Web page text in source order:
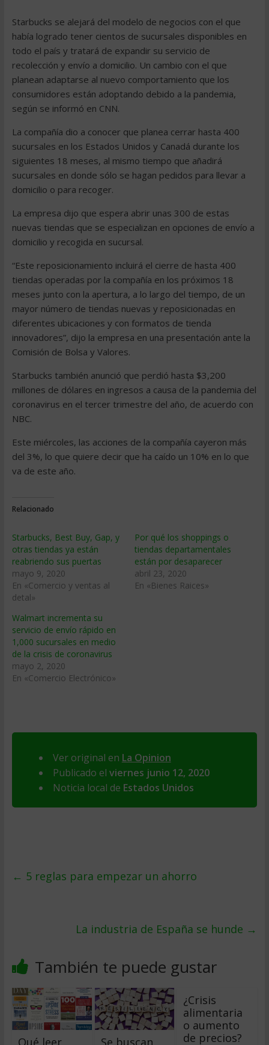
Starbucks se alejará del modelo de negocios con el que
había logrado tener cientos de sucursales disponibles en
todo el país y tratará de expandir su servicio de
recolección y envío a domicilio. Un cambio con el que
planean adaptarse al nuevo comportamiento que los
consumidores están adoptando debido a la pandemia,
según se informó en CNN.
La compañía dio a conocer que planea cerrar hasta 400
sucursales en los Estados Unidos y Canadá durante los
siguientes 18 meses, al mismo tiempo que añadirá
sucursales en donde sólo se hagan pedidos para llevar a
domicilio o para recoger.
La empresa dijo que espera abrir unas 300 de estas
nuevas tiendas que se especializan en opciones de envío a
domicilio y recogida en sucursal.
“Este reposicionamiento incluirá el cierre de hasta 400
tiendas operadas por la compañía en los próximos 18
meses junto con la apertura, a lo largo del tiempo, de un
mayor número de tiendas nuevas y reposicionadas en
diferentes ubicaciones y con formatos de tienda
innovadores”, dijo la empresa en una presentación ante la
Comisión de Bolsa y Valores.
Starbucks también anunció que perdió hasta $3,200
millones de dólares en ingresos a causa de la pandemia del
coronavirus en el tercer trimestre del año, de acuerdo con
NBC.
Este miércoles, las acciones de la compañía cayeron más
del 3%, lo que quiere decir que ha caído un 10% en lo que
va de este año.
Relacionado
Starbucks, Best Buy, Gap, y
otras tiendas ya están
reabriendo sus puertas
mayo 9, 2020
En «Comercio y ventas al
detal»
Por qué los shoppings o
tiendas departamentales
están por desaparecer
abril 23, 2020
En «Bienes Raices»
Walmart incrementa su
servicio de envío rápido en
1,000 sucursales en medio
de la crisis de coronavirus
mayo 2, 2020
En «Comercio Electrónico»
Ver original en La Opinion
Publicado el viernes junio 12, 2020
Noticia local de Estados Unidos
← 5 reglas para empezar un ahorro
La industria de España se hunde →
También te puede gustar
Qué leer Se buscan
¿Crisis
alimentaria
o aumento
de precios?